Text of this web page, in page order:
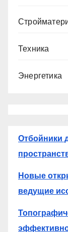
Техника
Энергетика
Отбойники
Новые
ведущие